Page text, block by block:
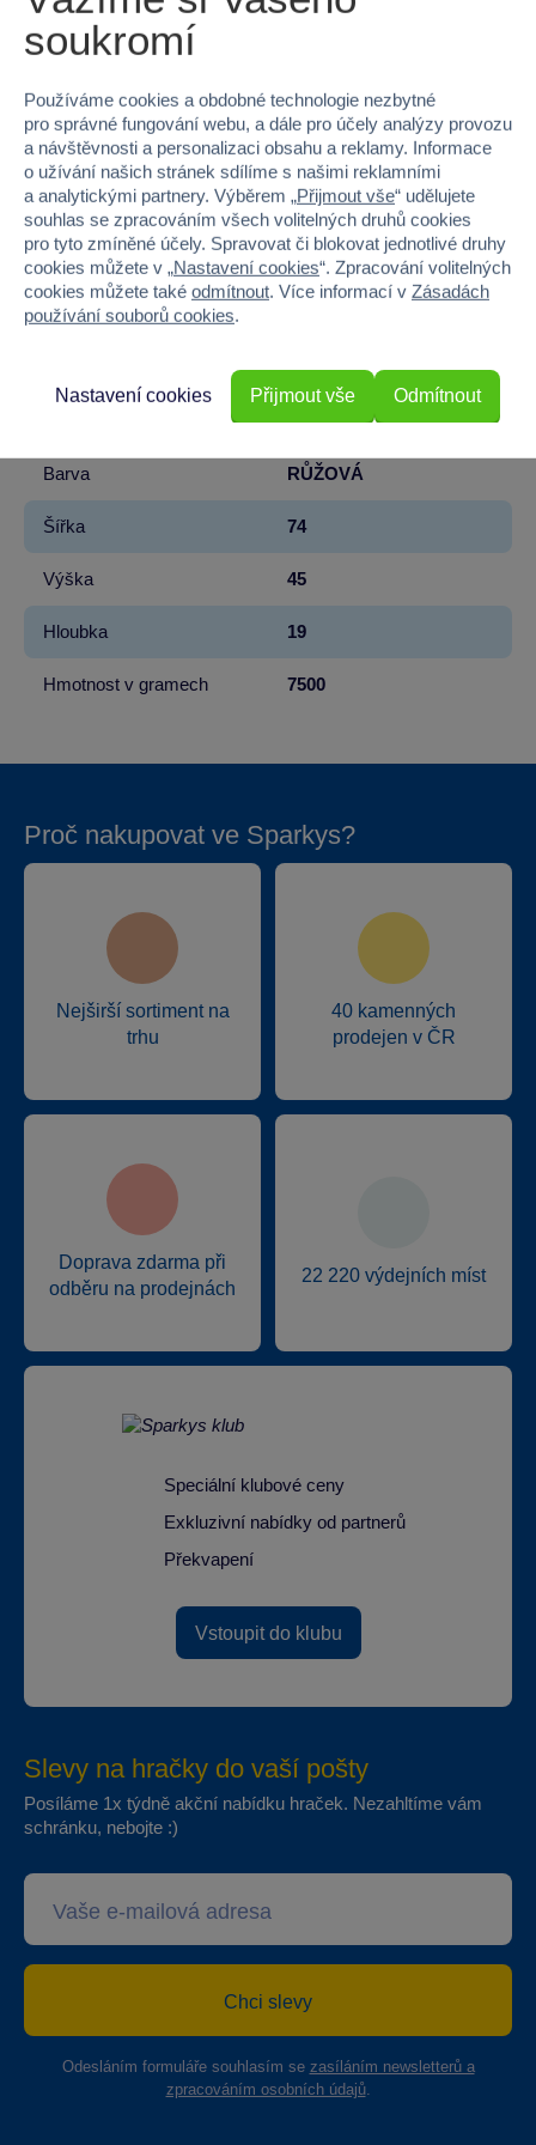
Parametry produktu
EAN 8422084011819
Kód produktu 42T-1181
Značka Toimsa
Licence NICKELODEON
Řada
3
HOLKA
Barva RŮŽOVÁ
Šířka 74
Výška 45
Hloubka 19
Hmotnost v gramech 7500
Proč nakupovat ve Sparkys?
Nejširší sortiment na
trhu
40 kamenných
prodejen v ČR
Doprava zdarma při
odběru na prodejnách
22 220 výdejních míst
Speciální klubové ceny
Exkluzivní nabídky od partnerů
Překvapení
Vstoupit do klubu
Slevy na hračky do vaší pošty
Posíláme 1x týdně akční nabídku hraček. Nezahltíme vám
schránku, nebojte :)
Chci slevy
Odesláním formuláře souhlasím se zasíláním newsletterů a
zpracováním osobních údajů.
soukromí
Používáme cookies a obdobné technologie nezbytné
pro správné fungování webu, a dále pro účely analýzy provozu
a návštěvnosti a personalizaci obsahu a reklamy. Informace
o užívání našich stránek sdílíme s našimi reklamními
a analytickými partnery. Výběrem „Přijmout vše“ udělujete
souhlas se zpracováním všech volitelných druhů cookies
pro tyto zmíněné účely. Spravovat či blokovat jednotlivé druhy
cookies můžete v „Nastavení cookies“. Zpracování volitelných
cookies můžete také odmítnout. Více informací v Zásadách
používání souborů cookies.
Odmítnout
Nastavení cookies Přijmout vše